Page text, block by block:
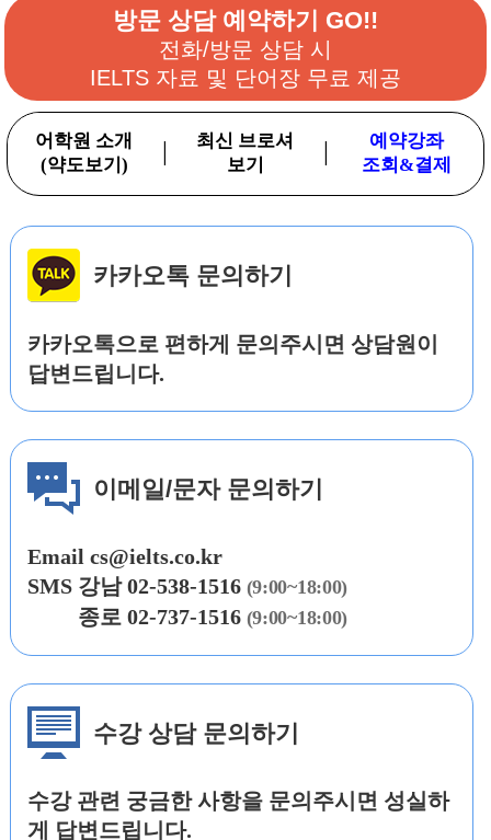
방문 상담 예약하기 GO!!
전화/방문 상담 시
IELTS 자료 및 단어장 무료 제공
어학원 소개
(약도보기)
최신 브로셔
보기
예약강좌
조회&결제
카카오톡 문의하기
카카오톡으로 편하게 문의주시면 상담원이
답변드립니다.
이메일/문자 문의하기
Emailcs@ielts.co.kr
SMS강남02-538-1516(9:00~18:00)
종로 02-737-1516(9:00~18:00)
수강 상담 문의하기
수강 관련 궁금한 사항을 문의주시면 성실하
게 답변드립니다.